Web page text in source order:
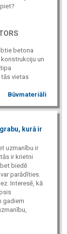
betona
un
vietas
Būvmateriāli
kurā ir
uzmanību ir
ir krietni
biedē
parādīties.
Interesē, kā
gadiem